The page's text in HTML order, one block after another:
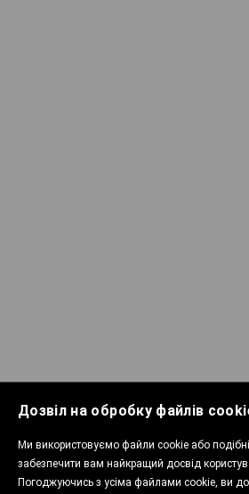
Дозвіл на обробку файлів
Ми використовуємо файли cookie або подібні
забезпечити вам найкращий досвід
Погоджуючись з усіма файлами cookie, ви